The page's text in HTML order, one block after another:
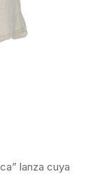
lanza cuya